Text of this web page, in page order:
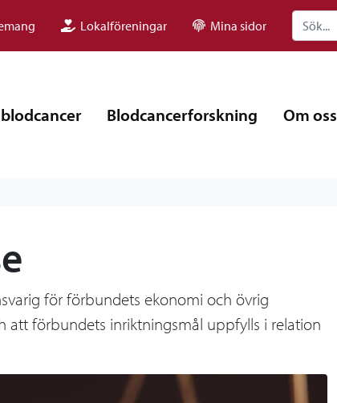
Lokalföreningar Mina sidor
Blodcancerforskning Om oss
för förbundets ekonomi och övrig
förbundets inriktningsmål uppfylls i relation